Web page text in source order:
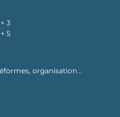
3
5
organisation...